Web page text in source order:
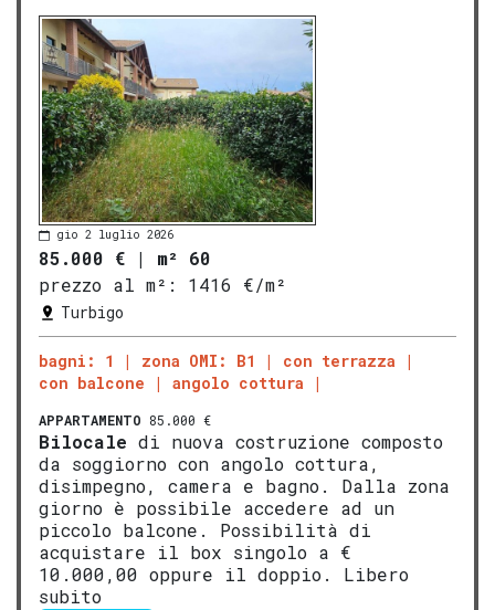
gio 2 luglio 2026
85.000 € | m² 60
prezzo al m²:
1416 €/m²
Turbigo
bagni: 1 zona OMI: B1
con terrazza
con balcone
angolo cottura
APPARTAMENTO 85.000 €
Bilocale di nuova costruzione composto
da soggiorno con angolo cottura,
disimpegno, camera e bagno. Dalla zona
giorno è possibile accedere ad un
piccolo balcone. Possibilità di
acquistare il box singolo a €
10.000,00 oppure il doppio. Libero
subito